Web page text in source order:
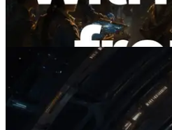
thức ra mắt
Đọc bài viết này